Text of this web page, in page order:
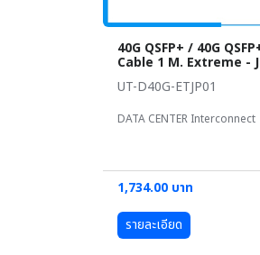
40G QSFP+ / 40G
Cable 1 M. Extreme -
UT-D40G-ETJP01
DATA CENTER Interconnect
1,734.00 บาท
รายละเอียด